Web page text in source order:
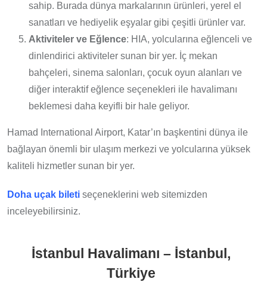
sahip. Burada dünya markalarının ürünleri, yerel el
sanatları ve hediyelik eşyalar gibi çeşitli ürünler var.
Aktiviteler ve Eğlence: HIA, yolcularına eğlenceli ve
dinlendirici aktiviteler sunan bir yer. İç mekan
bahçeleri, sinema salonları, çocuk oyun alanları ve
diğer interaktif eğlence seçenekleri ile havalimanı
beklemesi daha keyifli bir hale geliyor.
Hamad International Airport, Katar’ın başkentini dünya ile
bağlayan önemli bir ulaşım merkezi ve yolcularına yüksek
kaliteli hizmetler sunan bir yer.
Doha uçak bileti seçeneklerini web sitemizden
inceleyebilirsiniz.
İstanbul Havalimanı – İstanbul,
Türkiye